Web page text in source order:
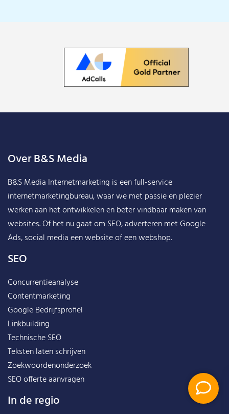
Over B&S Media
B&S Media Internetmarketing is een full-service
internetmarketingbureau, waar we met passie en plezier
werken aan het ontwikkelen en beter vindbaar maken van
websites. Of het nu gaat om SEO, adverteren met Google
Ads, social media een website of een webshop.
SEO
Concurrentieanalyse
Contentmarketing
Google Bedrijfsprofiel
Linkbuilding
Technische SEO
Teksten laten schrijven
Zoekwoordenonderzoek
SEO offerte aanvragen
In de regio